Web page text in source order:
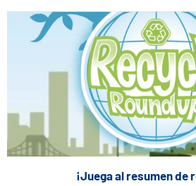
¡Juega al resumen de